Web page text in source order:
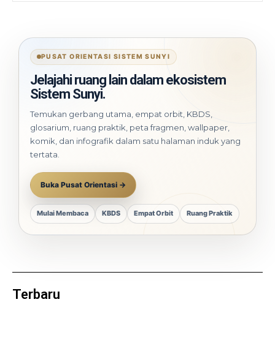
PUSAT ORIENTASI SISTEM SUNYI
Jelajahi ruang lain dalam ekosistem
Sistem Sunyi.
Temukan gerbang utama, empat orbit, KBDS,
glosarium, ruang praktik, peta fragmen, wallpaper,
komik, dan infografik dalam satu halaman induk yang
tertata.
Buka Pusat Orientasi →
Mulai Membaca KBDS Empat Orbit Ruang Praktik
Terbaru